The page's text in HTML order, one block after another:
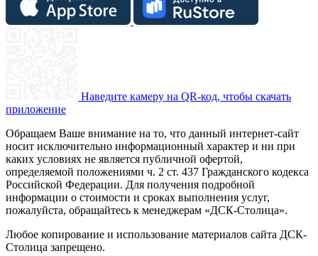
Наведите камеру на QR-код, чтобы скачать
приложение
Обращаем Ваше внимание на то, что данный интернет-сайт
носит исключительно информационный характер и ни при
каких условиях не является публичной офертой,
определяемой положениями ч. 2 ст. 437 Гражданского кодекса
Российской Федерации. Для получения подробной
информации о стоимости и сроках выполнения услуг,
пожалуйста, обращайтесь к менеджерам «ДСК-Столица».
Любое копирование и использование материалов сайта ДСК-
Столица запрещено.